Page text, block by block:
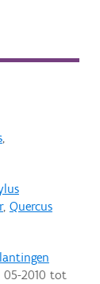
,
, Quercus
05-2010 tot